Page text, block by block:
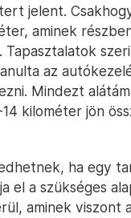
jelent.
aminek
Tapasztalatok
az
Mindezt
kilométer jön
ha egy
el a szükséges
aminek viszont